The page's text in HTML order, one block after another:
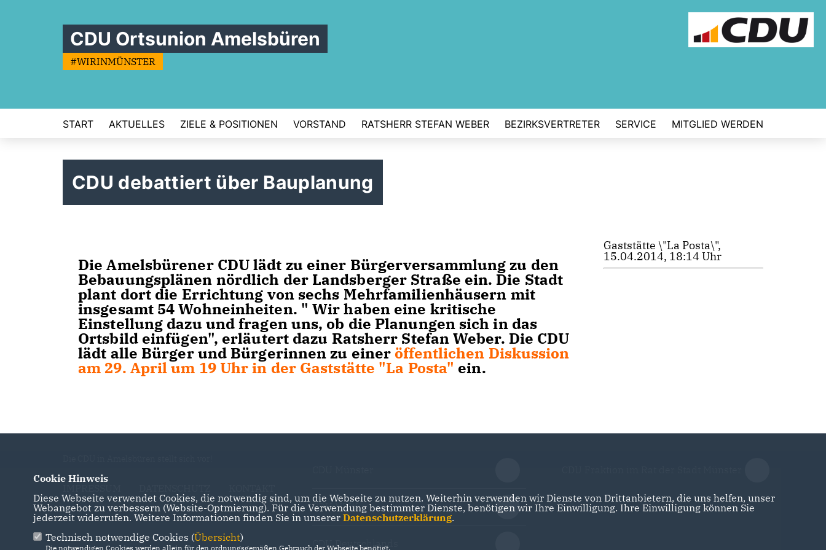
CDU Ortsunion Amelsbüren
#WIRINMÜNSTER
START AKTUELLES ZIELE & POSITIONEN VORSTAND RATSHERR STEFAN WEBER BEZIRKSVERTRETER SERVICE MITGLIED WERDEN
CDU debattiert über Bauplanung
Die Amelsbürener CDU lädt zu einer Bürgerversammlung zu den
Bebauungsplänen nördlich der Landsberger Straße ein. Die Stadt
plant dort die Errichtung von sechs Mehrfamilienhäusern mit
insgesamt 54 Wohneinheiten. " Wir haben eine kritische
Einstellung dazu und fragen uns, ob die Planungen sich in das
Ortsbild einfügen", erläutert dazu Ratsherr Stefan Weber. Die CDU
lädt alle Bürger und Bürgerinnen zu einer öffentlichen Diskussion
am 29. April um 19 Uhr in der Gaststätte "La Posta" ein.
Gaststätte \"La Posta\",
15.04.2014, 18:14 Uhr
CDU NRW
CDU Deutschlands
Cookie Hinweis
Diese Webseite verwendet Cookies, die notwendig sind, um die Webseite zu nutzen. Weiterhin verwenden wir Dienste von Drittanbietern, die uns helfen, unser
Webangebot zu verbessern (Website-Optmierung). Für die Verwendung bestimmter Dienste, benötigen wir Ihre Einwilligung. Ihre Einwilligung können Sie
jederzeit widerrufen. Weitere Informationen finden Sie in unserer Datenschutzerklärung.
Technisch notwendige Cookies (Übersicht)
Die notwendigen Cookies werden allein für den ordnungsgemäßen Gebrauch der Webseite benötigt.